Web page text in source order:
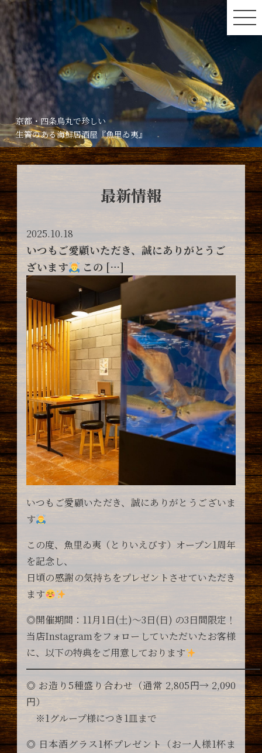
京都・四条烏丸で珍しい
生簀のある海鮮居酒屋『魚里ゐ夷』
最新情報
2025.10.18
いつもご愛顧いただき、誠にありがとうご
ざいます
この […]
いつもご愛顧いただき、誠にありがとうございま
す
この度、魚里ゐ夷（とりいえびす）オープン1周年
を記念し、
日頃の感謝の気持ちをプレゼントさせていただき
ます
◎開催期間：11月1日(土)〜3日(日) の3日間限定！
当店Instagramをフォローしていただいたお客様
に、以下の特典をご用意しております
━━━━━━━━━━━━━━━━━━━━━━━━━
◎ お造り5種盛り合わせ（通常 2,805円→ 2,090
円）
※1グループ様につき1皿まで
◎ 日本酒グラス1杯プレゼント（お一人様1杯ま